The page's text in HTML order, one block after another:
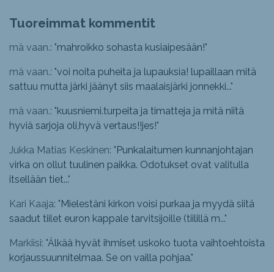
Tuoreimmat kommentit
mä vaan.: "mahroikko sohasta kusiaipesään!"
mä vaan.: "voi noita puheita ja lupauksia! lupaillaan mitä
sattuu mutta järki jäänyt siis maalaisjärki jonnekki..."
mä vaan.: "kuusniemi.turpeita ja timatteja ja mitä niitä
hyviä sarjoja oli,hyvä vertaus!!jes!"
Jukka Matias Keskinen: "Punkalaitumen kunnanjohtajan
virka on ollut tuulinen paikka. Odotukset ovat valitulla
itsellään tiet..."
Kari Kaaja: "Mielestäni kirkon voisi purkaa ja myydä siitä
saadut tiilet euron kappale tarvitsijoille (tiilillä m..."
Markiisi: "Älkää hyvät ihmiset uskoko tuota vaihtoehtoista
korjaussuunnitelmaa. Se on vailla pohjaa."